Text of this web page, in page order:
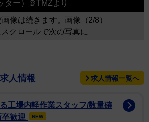
ター）＠TMZより
画像は続きます。画像（2/8）
スクロールで次の写真に
人情報 求人情報一覧へ
工場内軽作業スタッフ/数量確
歓迎
NEW